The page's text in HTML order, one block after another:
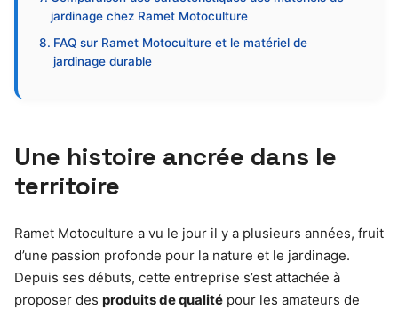
jardinage chez Ramet Motoculture
FAQ sur Ramet Motoculture et le matériel de
jardinage durable
Une histoire ancrée dans le
territoire
Ramet Motoculture a vu le jour il y a plusieurs années, fruit
d’une passion profonde pour la nature et le jardinage.
Depuis ses débuts, cette entreprise s’est attachée à
proposer des produits de qualité pour les amateurs de